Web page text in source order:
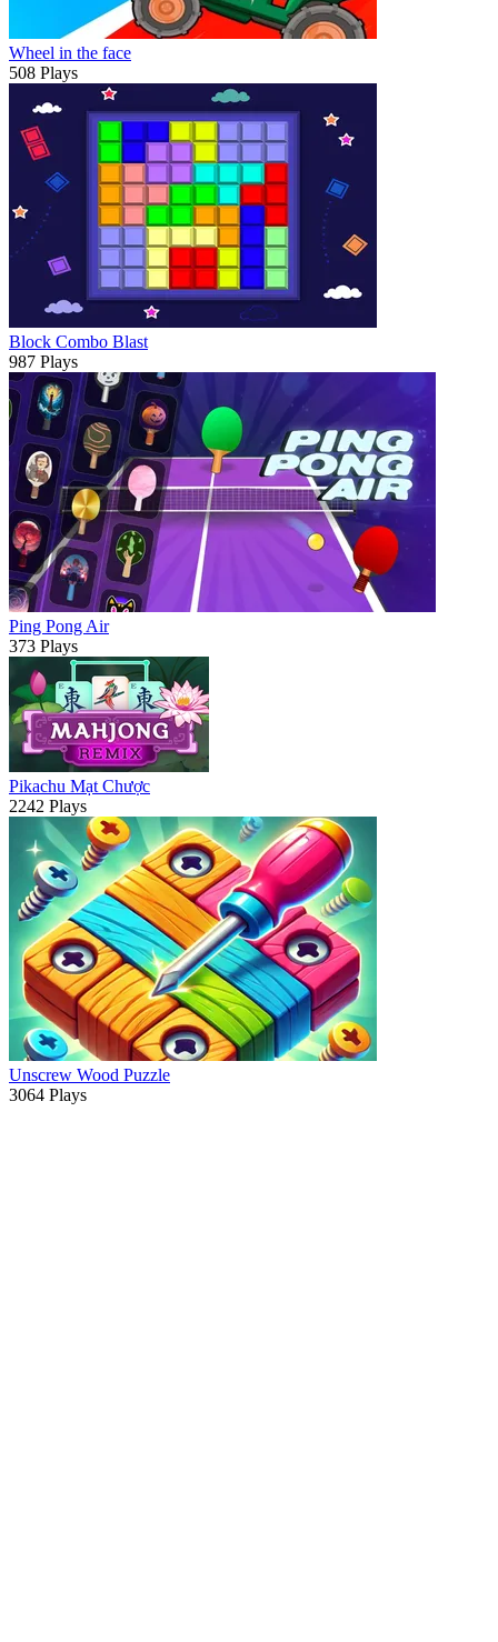
Wheel in the face
508 Plays
Block Combo Blast
987 Plays
Ping Pong Air
373 Plays
Pikachu Mạt Chược
2242 Plays
Unscrew Wood Puzzle
3064 Plays